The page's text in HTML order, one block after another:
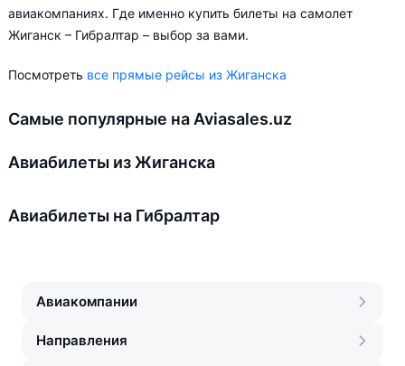
авиакомпаниях. Где именно купить билеты на самолет
Жиганск – Гибралтар – выбор за вами.
Посмотреть все прямые рейсы из Жиганска
Самые популярные на Aviasales.uz
Авиабилеты из Жиганска
Авиабилеты на Гибралтар
Авиакомпании
Направления